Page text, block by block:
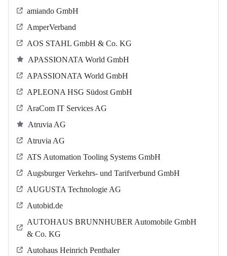
amiando GmbH
AmperVerband
AOS STAHL GmbH & Co. KG
APASSIONATA World GmbH
APASSIONATA World GmbH
APLEONA HSG Südost GmbH
AraCom IT Services AG
Atruvia AG
Atruvia AG
ATS Automation Tooling Systems GmbH
Augsburger Verkehrs- und Tarifverbund GmbH
AUGUSTA Technologie AG
Autobid.de
AUTOHAUS BRUNNHUBER Automobile GmbH
& Co. KG
Autohaus Heinrich Penthaler